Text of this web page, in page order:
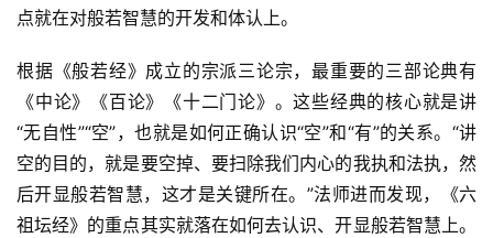
点就在对般若智慧的开发和体认上。
根据《般若经》成立的宗派三论宗，最重要的三部论典有
《中论》《百论》《十二门论》。这些经典的核心就是讲
“无自性”“空”，也就是如何正确认识“空”和“有”的关系。“讲
空的目的，就是要空掉、要扫除我们内心的我执和法执，然
后开显般若智慧，这才是关键所在。”法师进而发现，《六
祖坛经》的重点其实就落在如何去认识、开显般若智慧上。